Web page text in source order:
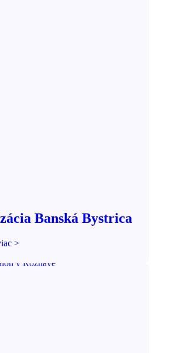
Banská Bystrica
>
v Rožňave